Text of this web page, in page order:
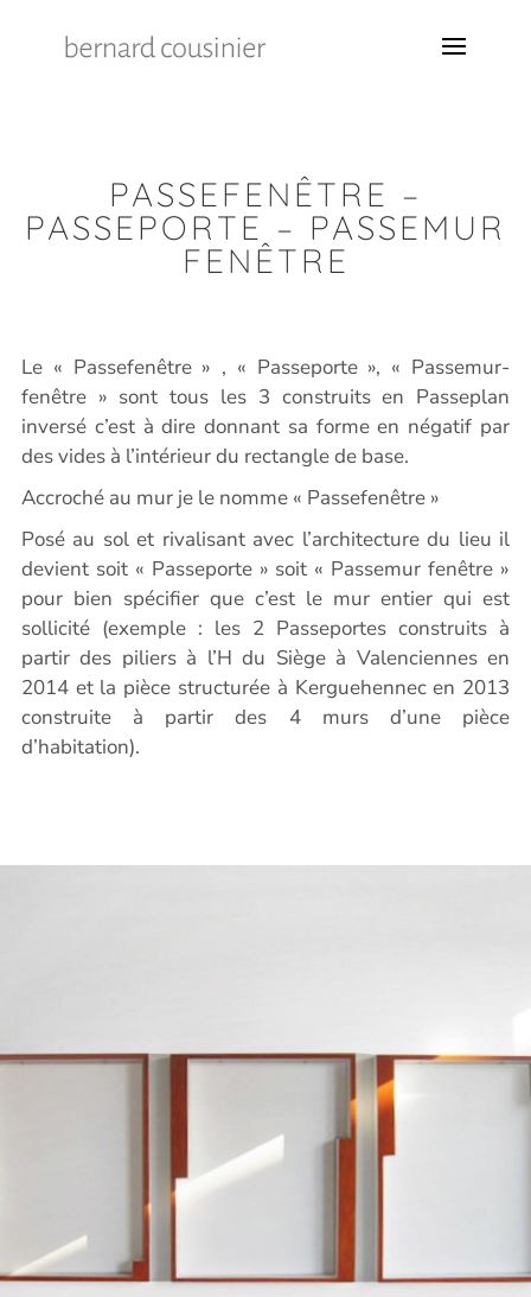
PASSEFENÊTRE –
PASSEPORTE – PASSEMUR
FENÊTRE
Le « Passefenêtre » , « Passeporte », « Passemur-
fenêtre » sont tous les 3 construits en Passeplan
inversé c’est à dire donnant sa forme en négatif par
des vides à l’intérieur du rectangle de base.
Accroché au mur je le nomme « Passefenêtre »
Posé au sol et rivalisant avec l’architecture du lieu il
devient soit « Passeporte » soit « Passemur fenêtre »
pour bien spécifier que c’est le mur entier qui est
sollicité (exemple : les 2 Passeportes construits à
partir des piliers à l’H du Siège à Valenciennes en
2014 et la pièce structurée à Kerguehennec en 2013
construite à partir des 4 murs d’une pièce
d’habitation).